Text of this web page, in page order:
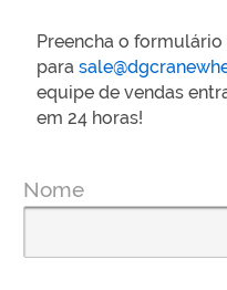
Preencha o
para
equipe de vendas
em 24 horas!
Nome